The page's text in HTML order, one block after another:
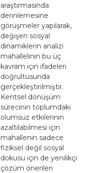
araştırmasında
derinlemesine
görüşmeler yapılarak,
değişen sosyal
dinamiklerin analizi
mahallelinin bu üç
kavram için ifadeleri
doğrultusunda
gerçekleştirilmiştir.
Kentsel dönüşüm
sürecinin toplumdaki
olumsuz etkilerinin
azaltılabilmesi için
mahallenin sadece
fiziksel değil sosyal
dokusu için de yenilikçi
çözüm önerileri